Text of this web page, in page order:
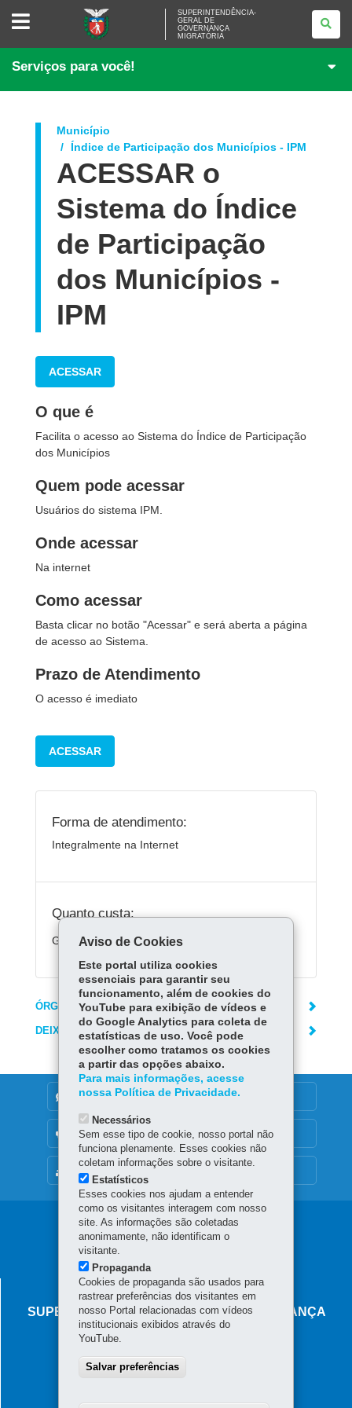
SUPERINTENDÊNCIA-
GOVERNANÇA
SUPERINTENDÊNCIA-
GERAL DE
GOVERNANÇA
MIGRATÓRIA
Serviços para você!
Município
Índice de Participação dos Municípios - IPM
ACESSAR o
Sistema do Índice
de Participação
dos Municípios -
IPM
ACESSAR
O que é
Facilita o acesso ao Sistema do Índice de Participação
dos Municípios
Quem pode acessar
Usuários do sistema IPM.
Onde acessar
Na internet
Como acessar
Basta clicar no botão "Acessar" e será aberta a página
de acesso ao Sistema.
Prazo de Atendimento
O acesso é imediato
ACESSAR
Forma de atendimento:
Integralmente na Internet
Quanto custa:
Gratuito
ÓRGÃO RESPONSÁVEL
DEIXE SUA OPINIÃO
DENUNCIE CORRUPÇÃO
OUVIDORIA
Navegação
principal
AGÊNCIA DO MIGRANTE
SUPERINTENDÊNCIA-GERAL DE GOVERNANÇA
MIGRATÓRIA
80060-010-Curitiba
Aviso de Cookies
Este portal utiliza cookies
essenciais para garantir seu
funcionamento, além de cookies do
YouTube para exibição de vídeos e
do Google Analytics para coleta de
estatísticas de uso. Você pode
escolher como tratamos os cookies
a partir das opções abaixo.
Para mais informações, acesse
nossa Política de Privacidade.
Necessários
Sem esse tipo de cookie, nosso portal não
funciona plenamente. Esses cookies não
coletam informações sobre o visitante.
Estatísticos
Esses cookies nos ajudam a entender
como os visitantes interagem com nosso
site. As informações são coletadas
anonimamente, não identificam o
visitante.
Propaganda
Cookies de propaganda são usados para
rastrear preferências dos visitantes em
nosso Portal relacionadas com vídeos
institucionais exibidos através do
YouTube.
Salvar preferências